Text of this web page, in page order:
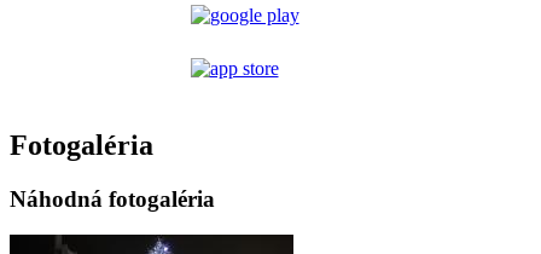
Fotogaléria
Náhodná fotogaléria